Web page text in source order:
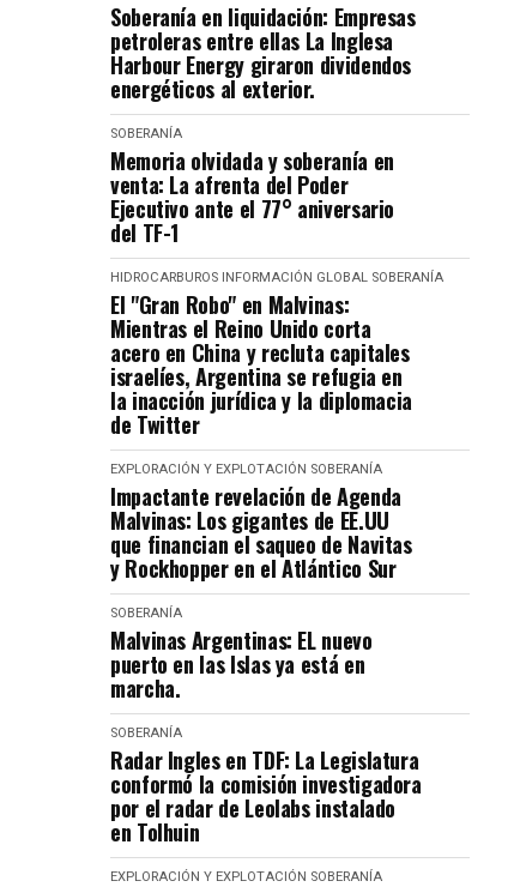
Soberanía en liquidación: Empresas
petroleras entre ellas La Inglesa
Harbour Energy giraron dividendos
energéticos al exterior.
SOBERANÍA
Memoria olvidada y soberanía en
venta: La afrenta del Poder
Ejecutivo ante el 77° aniversario
del TF-1
HIDROCARBUROS INFORMACIÓN GLOBAL SOBERANÍA
El "Gran Robo" en Malvinas:
Mientras el Reino Unido corta
acero en China y recluta capitales
israelíes, Argentina se refugia en
la inacción jurídica y la diplomacia
de Twitter
EXPLORACIÓN Y EXPLOTACIÓN SOBERANÍA
Impactante revelación de Agenda
Malvinas: Los gigantes de EE.UU
que financian el saqueo de Navitas
y Rockhopper en el Atlántico Sur
SOBERANÍA
Malvinas Argentinas: EL nuevo
puerto en las Islas ya está en
marcha.
SOBERANÍA
Radar Ingles en TDF: La Legislatura
conformó la comisión investigadora
por el radar de Leolabs instalado
en Tolhuin
EXPLORACIÓN Y EXPLOTACIÓN SOBERANÍA